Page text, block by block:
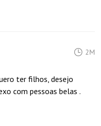
2M
ter filhos, desejo
com pessoas belas .